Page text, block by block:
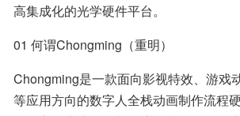
高集成化的光学硬件平台。
01 何谓Chongming（重明）
Chongming是一款面向影视特效、游戏动
等应用方向的数字人全栈动画制作流程